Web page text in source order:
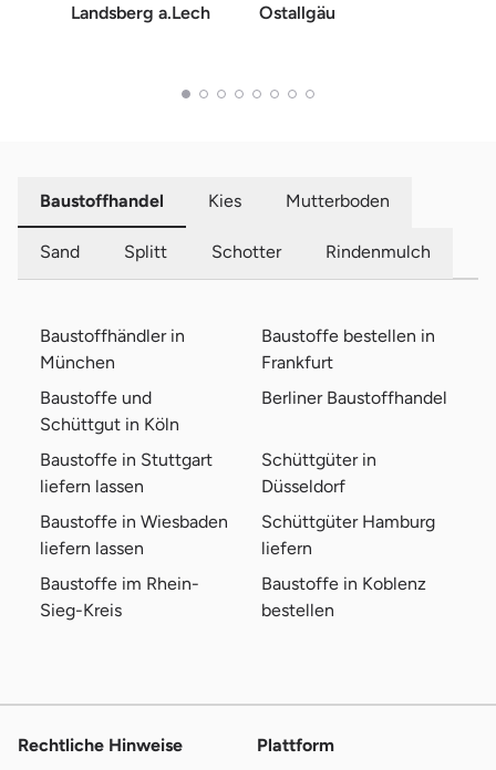
Landsberg a.Lech Ostallgäu
Baustoffhandel Kies Mutterboden
Sand Splitt Schotter Rindenmulch
Baustoffhändler in
München
Baustoffe bestellen in
Frankfurt
Baustoffe und
Schüttgut in Köln
Berliner Baustoffhandel
Baustoffe in Stuttgart
liefern lassen
Schüttgüter in
Düsseldorf
Baustoffe in Wiesbaden
liefern lassen
Schüttgüter Hamburg
liefern
Baustoffe im Rhein-
Sieg-Kreis
Baustoffe in Koblenz
bestellen
Rechtliche Hinweise
Plattform